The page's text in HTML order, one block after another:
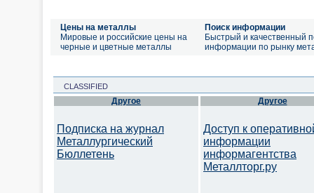
Цены на металлы
Мировые и российские цены на
черные и цветные металлы
Поиск информации
Быстрый и качественный
информации по рынку
CLASSIFIED
Другое
Подписка на журнал
Металлургический
Бюллетень
Другое
Доступ к
информации
информагентства
Металлторг.ру